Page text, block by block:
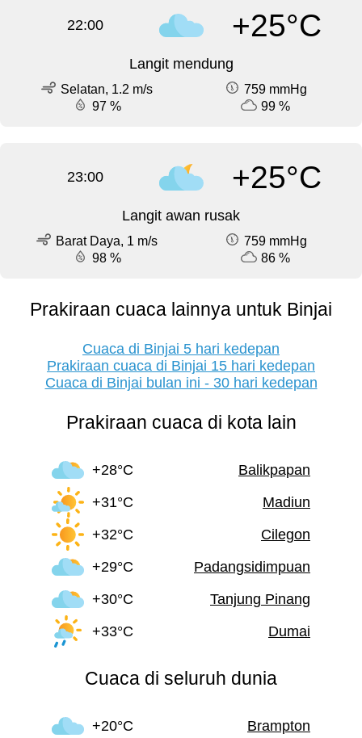
22:00 +25°C
Langit mendung
Selatan, 1.2 m/s
759 mmHg
97 %
99 %
23:00 +25°C
Langit awan rusak
Barat Daya, 1 m/s
759 mmHg
98 %
86 %
Prakiraan cuaca lainnya untuk Binjai
Cuaca di Binjai 5 hari kedepan
Prakiraan cuaca di Binjai 15 hari kedepan
Cuaca di Binjai bulan ini - 30 hari kedepan
Prakiraan cuaca di kota lain
+28°C
Balikpapan
+31°C
Madiun
+32°C
Cilegon
+29°C
Padangsidimpuan
+30°C
Tanjung Pinang
+33°C
Dumai
Cuaca di seluruh dunia
+20°C Brampton